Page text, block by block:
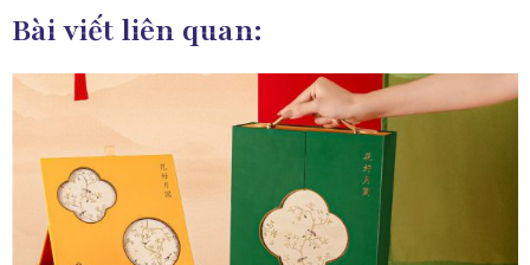
Bài viết liên quan: